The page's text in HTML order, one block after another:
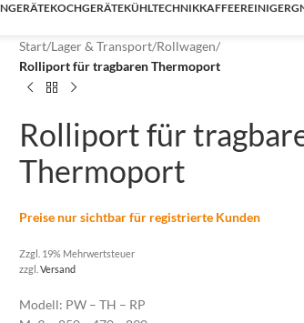
KOCHGERÄTEKÜHLTECHNIKKAFFEEREINIGER
Start/Lager & Transport/Rollwagen/
Rolliport für tragbaren Thermoport
Rolliport für
Thermoport
Preise nur sichtbar für registrierte Kunden
Zzgl. 19% Mehrwertsteuer
zzgl.Versand
Modell: PW – TH – RP